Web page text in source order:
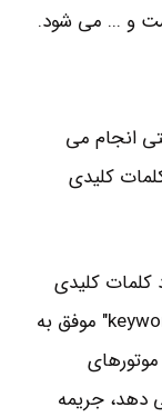
و ... می شود.
انجام می
کلیدی
کلمات کلیدی
مهم در سایت یا در اصطلاح "keyword stuffing" موفق به
دهد، جریمه